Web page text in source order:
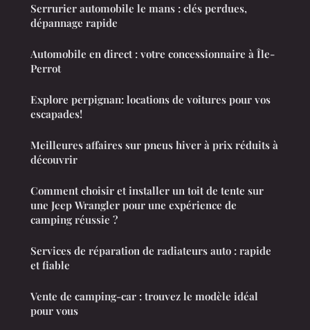
Serrurier automobile le mans : clés perdues,
dépannage rapide
Automobile en direct : votre concessionnaire à Île-
Perrot
Explore perpignan: locations de voitures pour vos
escapades!
Meilleures affaires sur pneus hiver à prix réduits à
découvrir
Comment choisir et installer un toit de tente sur
une Jeep Wrangler pour une expérience de
camping réussie ?
Services de réparation de radiateurs auto : rapide
et fiable
Vente de camping-car : trouvez le modèle idéal
pour vous